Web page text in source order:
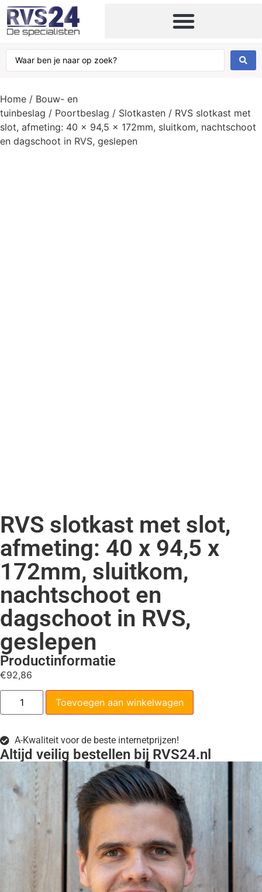
Home / Bouw- en
tuinbeslag / Poortbeslag / Slotkasten / RVS slotkast met
slot, afmeting: 40 x 94,5 x 172mm, sluitkom, nachtschoot
en dagschoot in RVS, geslepen
RVS slotkast met slot,
afmeting: 40 x 94,5 x
172mm, sluitkom,
nachtschoot en
dagschoot in RVS,
geslepen
Productinformatie
€92,86
Toevoegen aan winkelwagen
A-Kwaliteit voor de beste internetprijzen!
Altijd veilig bestellen bij RVS24.nl